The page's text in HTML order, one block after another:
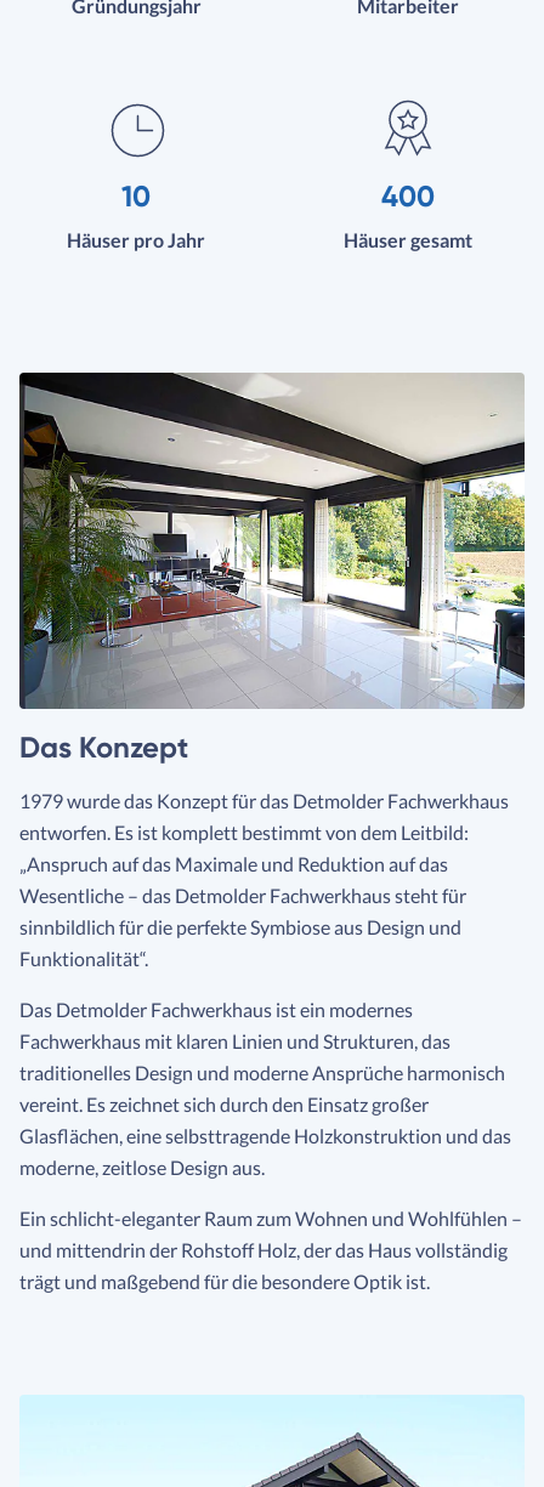
Gründungsjahr Mitarbeiter
10
Häuser pro Jahr
400
Häuser gesamt
Das Konzept
1979 wurde das Konzept für das Detmolder Fachwerkhaus
entworfen. Es ist komplett bestimmt von dem Leitbild:
„Anspruch auf das Maximale und Reduktion auf das
Wesentliche – das Detmolder Fachwerkhaus steht für
sinnbildlich für die perfekte Symbiose aus Design und
Funktionalität“.
Das Detmolder Fachwerkhaus ist ein modernes
Fachwerkhaus mit klaren Linien und Strukturen, das
traditionelles Design und moderne Ansprüche harmonisch
vereint. Es zeichnet sich durch den Einsatz großer
Glasflächen, eine selbsttragende Holzkonstruktion und das
moderne, zeitlose Design aus.
Ein schlicht-eleganter Raum zum Wohnen und Wohlfühlen –
und mittendrin der Rohstoff Holz, der das Haus vollständig
trägt und maßgebend für die besondere Optik ist.